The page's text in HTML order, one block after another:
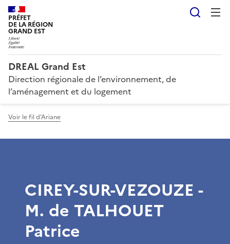
PRÉFET
DE LA RÉGION
GRAND EST
DREAL Grand Est
Direction régionale de l’environnement, de
l’aménagement et du logement
Voir le fil d'Ariane
CIREY-SUR-VEZOUZE -
M. de TALHOUET
Patrice